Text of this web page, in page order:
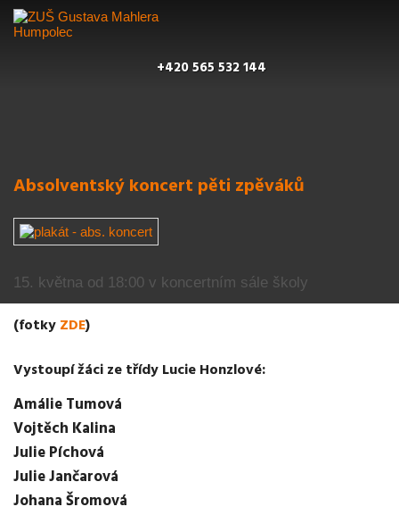
+420 565 532 144
Absolventský koncert pěti zpěváků
15. května od 18:00 v koncertním sále školy
(fotkyZDE)
Vystoupí žáci ze třídy Lucie Honzlové:
Amálie Tumová
Vojtěch Kalina
Julie Píchová
Julie Jančarová
Johana Šromová